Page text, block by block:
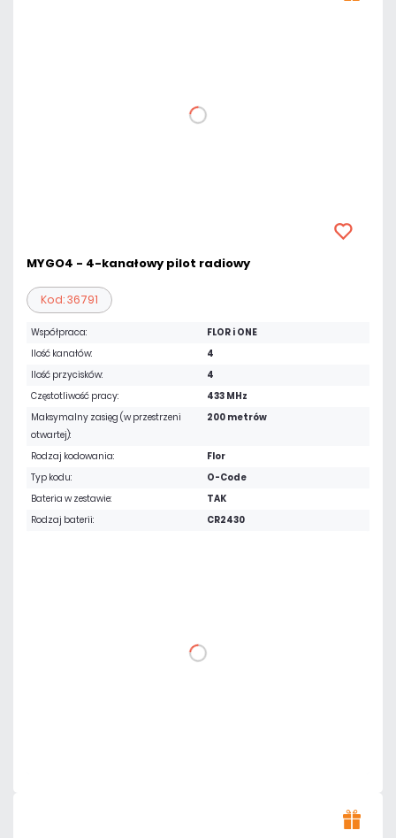
MYGO4 - 4-kanałowy pilot radiowy
Kod: 36791
Współpraca:
FLOR i ONE
Ilość kanałów:
4
Ilość przycisków:
4
Częstotliwość pracy:
433 MHz
Maksymalny zasięg (w przestrzeni
otwartej):
200 metrów
Rodzaj kodowania:
Flor
Typ kodu:
O-Code
Bateria w zestawie:
TAK
Rodzaj baterii:
CR2430
DO KOSZYKA